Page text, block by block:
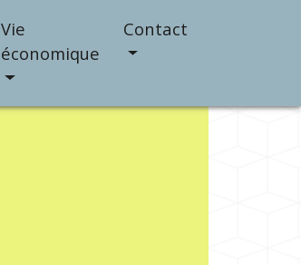
Vie
économique
Contact